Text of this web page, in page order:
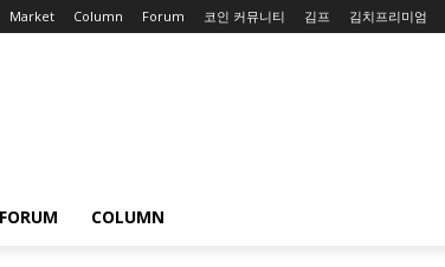
Market Column Forum 코인 커뮤니티 김프 김치프리미엄
FORUM COLUMN